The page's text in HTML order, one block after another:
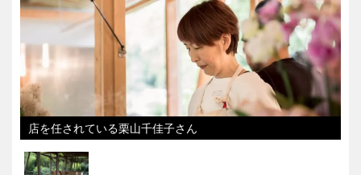
店を任されている栗山千佳子さん